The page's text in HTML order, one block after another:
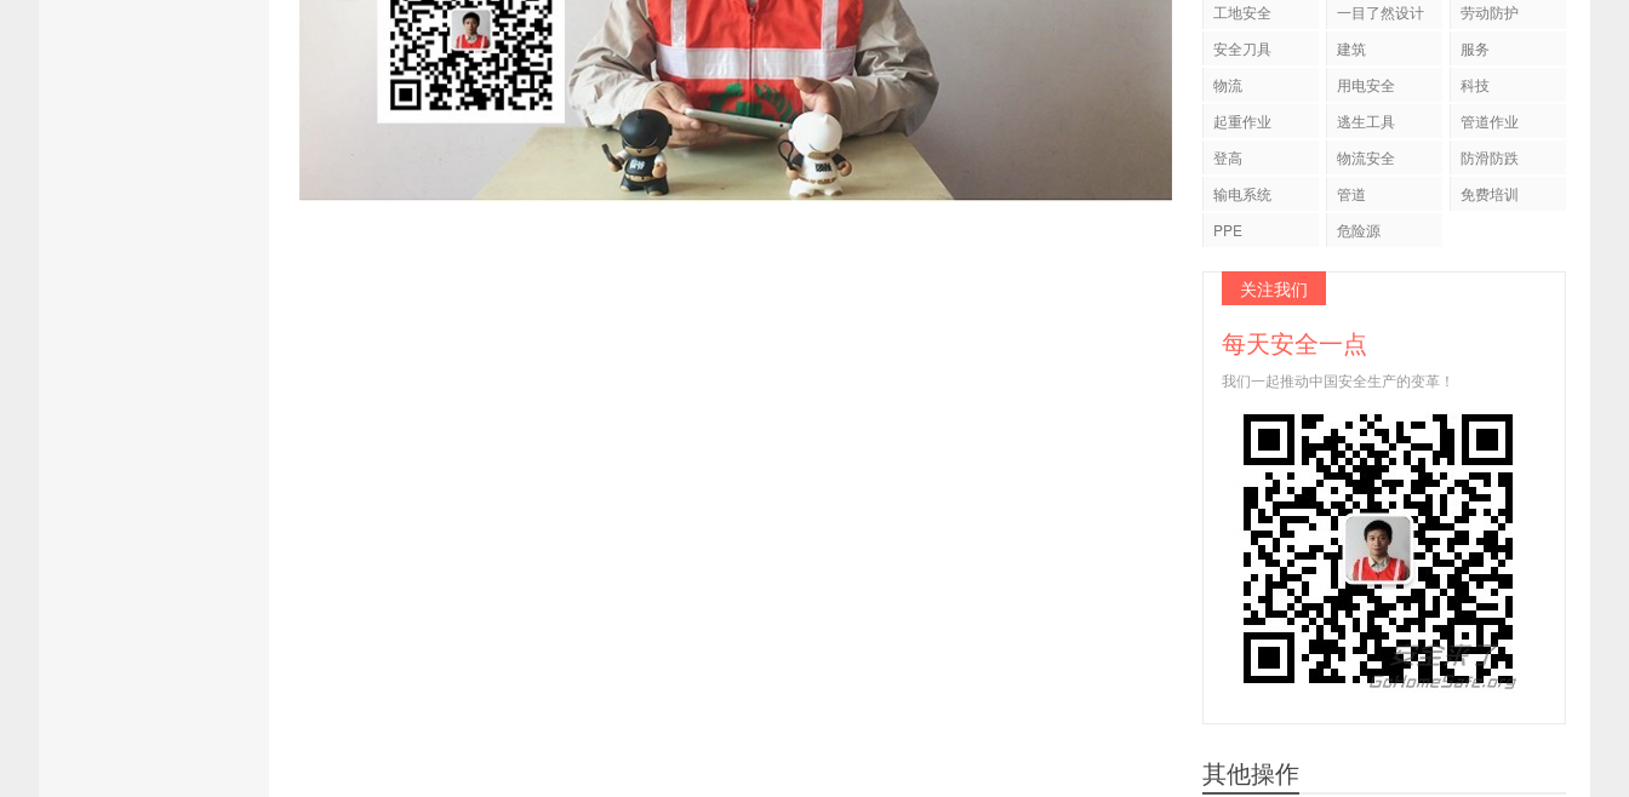
工地安全
一目了然设计
劳动防护
安全刀具
建筑
服务
物流
用电安全
科技
起重作业
逃生工具
管道作业
登高
物流安全
防滑防跌
输电系统
管道
免费培训
PPE
危险源
关注我们
每天安全一点
我们一起推动中国安全生产的变革！
其他操作